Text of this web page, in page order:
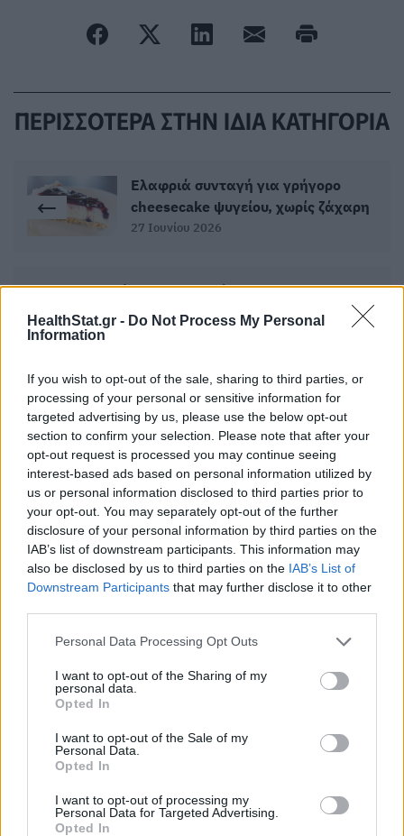
HealthStat.gr - Do Not Process My Personal
Information
If you wish to opt-out of the sale, sharing to third parties, or
processing of your personal or sensitive information for
targeted advertising by us, please use the below opt-out
section to confirm your selection. Please note that after your
opt-out request is processed you may continue seeing
interest-based ads based on personal information utilized by
us or personal information disclosed to third parties prior to
your opt-out. You may separately opt-out of the further
disclosure of your personal information by third parties on the
IAB’s list of downstream participants. This information may
also be disclosed by us to third parties on the IAB’s List of
Downstream Participants that may further disclose it to other
Personal Data Processing Opt Outs
I want to opt-out of the Sharing of my
personal data.
Opted In
I want to opt-out of the Sale of my
Personal Data.
Opted In
I want to opt-out of processing my
Personal Data for Targeted Advertising.
Opted In
ΠΕΡΙΣΣΟΤΕΡΑ ΣΤΗΝ ΙΔΙΑ ΚΑΤΗΓΟΡΙΑ
Ελαφριά συνταγή για γρήγορο
cheesecake ψυγείου, χωρίς ζάχαρη
27 Ιουνίου 2026
Το καλύτερο λαχανικό για τη
μεταβολική υγεία, σύμφωνα με
έναν ενδοκρινολόγο
ΣΧΕΤΙΚΑ ΑΡΘΡΑ
Καύσωνας: Με ποιους τρόπους επηρεάζει την
περίοδο – Τι μπορείτε να κάνετε
ΕΥ ΖΗΝ 07/08/2026 - 17:08